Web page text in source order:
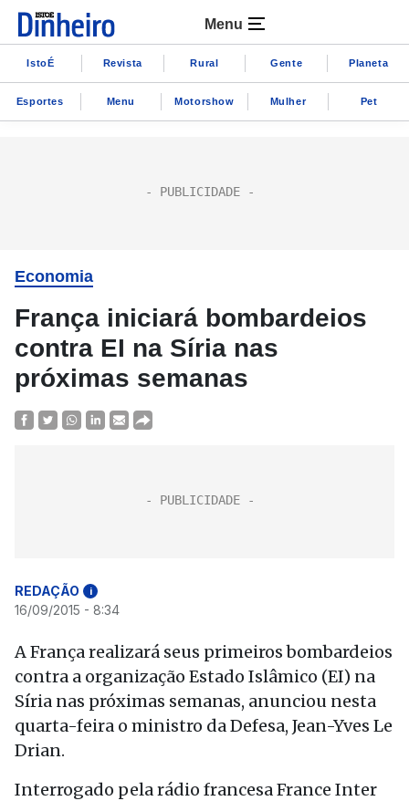
Menu
IstoÉ Revista Rural Gente Planeta
Esportes Menu Motorshow Mulher Pet
Economia
França iniciará bombardeios
contra EI na Síria nas
próximas semanas
REDAÇÃO i
16/09/2015 - 8:34
A França realizará seus primeiros bombardeios
contra a organização Estado Islâmico (EI) na
Síria nas próximas semanas, anunciou nesta
quarta-feira o ministro da Defesa, Jean-Yves Le
Drian.
Interrogado pela rádio francesa France Inter